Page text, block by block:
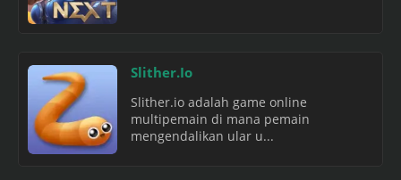
Slither.Io
Slither.io adalah game online
multipemain di mana pemain
mengendalikan ular u...